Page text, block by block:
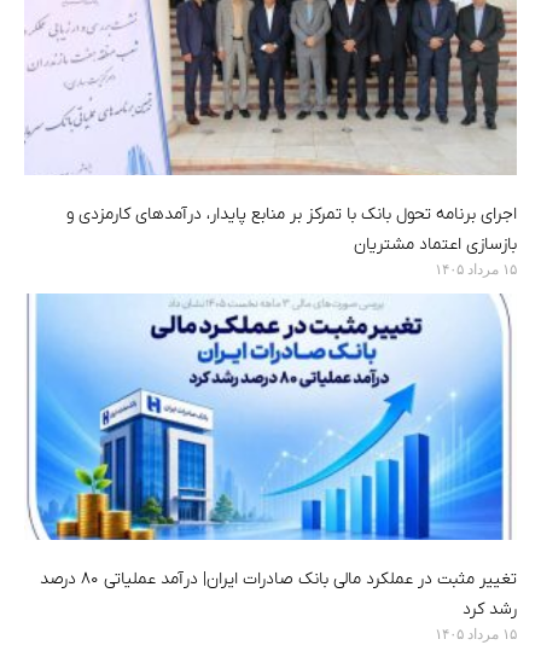
اجرای برنامه تحول بانک با تمرکز بر منابع پایدار، درآمدهای کارمزدی و
بازسازی اعتماد مشتریان
۱۵ مرداد ۱۴۰۵
تغییر مثبت در عملکرد مالی بانک صادرات ایران| درآمد عملیاتی ۸۰ درصد
رشد کرد
۱۵ مرداد ۱۴۰۵